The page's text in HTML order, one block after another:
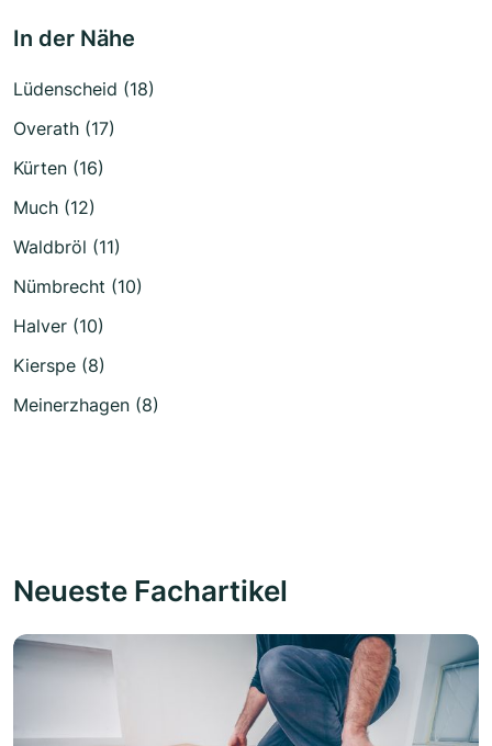
In der Nähe
Lüdenscheid (18)
Overath (17)
Kürten (16)
Much (12)
Waldbröl (11)
Nümbrecht (10)
Halver (10)
Kierspe (8)
Meinerzhagen (8)
Neueste Fachartikel